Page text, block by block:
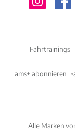
Fahrtrainings
ams+ abonnieren
Alle Marken